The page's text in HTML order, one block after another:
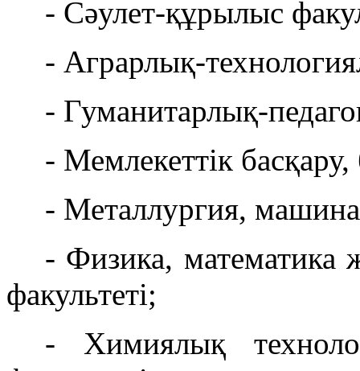
- Сәулет-құрылыс
- Аграрлық-
- Гуманитарлық-
- Мемлекеттік
- Металлургия, машина
- Физика, математика
факультеті;
- Химиялық